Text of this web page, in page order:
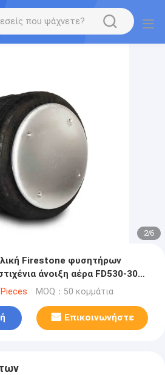
2/6
Firestone φυσητήρων
άνοιξη αέρα FD530-30
1003586805C
MOQ：50 κομμάτια
Επικοινωνήστε